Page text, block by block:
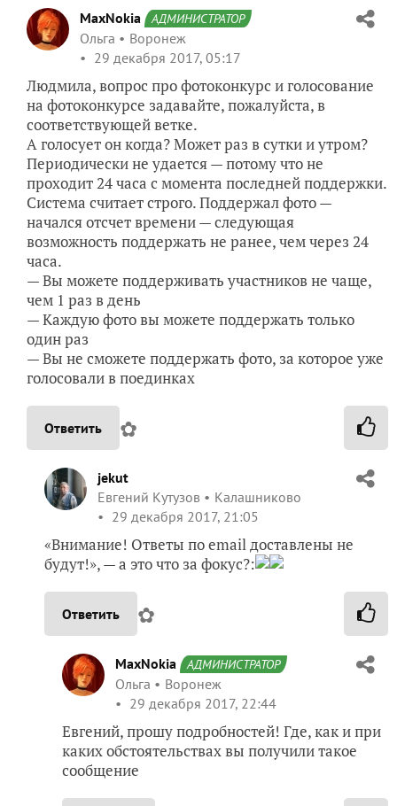
MaxNokia АДМИНИСТРАТОР
Ольга
Воронеж
29 декабря 2017, 05:17
Людмила, вопрос про фотоконкурс и голосование
на фотоконкурсе задавайте, пожалуйста, в
соответствующей ветке.
А голосует он когда? Может раз в сутки и утром?
Периодически не удается — потому что не
проходит 24 часа с момента последней поддержки.
Система считает строго. Поддержал фото —
начался отсчет времени — следующая
возможность поддержать не ранее, чем через 24
часа.
— Вы можете поддерживать участников не чаще,
чем 1 раз в день
— Каждую фото вы можете поддержать только
один раз
— Вы не сможете поддержать фото, за которое уже
голосовали в поединках
Ответить ✿
jekut
Евгений Кутузов
Калашниково
29 декабря 2017, 21:05
«Внимание! Ответы по email доставлены не
будут!», — а это что за фокус?:
Ответить ✿
MaxNokia АДМИНИСТРАТОР
Ольга
Воронеж
29 декабря 2017, 22:44
Евгений, прошу подробностей! Где, как и при
каких обстоятельствах вы получили такое
сообщение